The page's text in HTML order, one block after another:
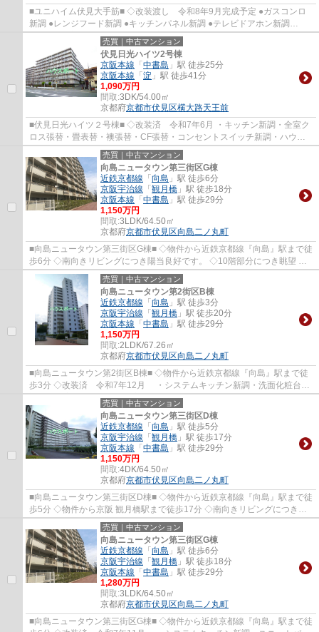
■ユニハイム伏見大手筋■ ◇改装渡し 令和8年9月完成予定 ●ガスコンロ
新調 ●レンジフード新調 ●キッチンパネル新調 ●テレビドアホン新調
●LDK・洋室・トイレ・洗面所・廊下／クロス張...
売買｜中古マンション
伏見日光ハイツ2号棟
京阪本線 「中書島 」駅 徒歩25分
京阪本線 「淀 」駅 徒歩41分
1,090万円
間取:3DK/54.00㎡
京都府京都市伏見区横大路天王前
■伏見日光ハイツ２号棟■ ◇改装済 令和7年6月 ・キッチン新調・全室ク
ロス張替・畳表替・襖張替・CF張替・コンセントスイッチ新調・ハウス
クリーニング 他
売買｜中古マンション
向島ニュータウン第三街区G棟
近鉄京都線 「向島 」駅 徒歩6分
京阪宇治線 「観月橋 」駅 徒歩18分
京阪本線 「中書島 」駅 徒歩29分
1,150万円
間取:3LDK/64.50㎡
京都府京都市伏見区向島二ノ丸町
■向島ニュータウン第三街区G棟■ ◇物件から近鉄京都線『向島』駅まで徒
歩6分 ◇南向きリビングにつき陽当良好です。 ◇10階部分につき眺望 通
風 採光良好です。
売買｜中古マンション
向島ニュータウン第2街区B棟
近鉄京都線 「向島 」駅 徒歩3分
京阪宇治線 「観月橋 」駅 徒歩20分
京阪本線 「中書島 」駅 徒歩29分
1,150万円
間取:2LDK/67.26㎡
京都府京都市伏見区向島二ノ丸町
■向島ニュータウン第2街区B棟■ ◇物件から近鉄京都線『向島』駅まで徒
歩3分 ◇改装済 令和7年12月 ・システムキッチン新調・洗面化粧台新
調・・全室クロス張替・全室フローリング張替...
売買｜中古マンション
向島ニュータウン第三街区D棟
近鉄京都線 「向島 」駅 徒歩5分
京阪宇治線 「観月橋 」駅 徒歩17分
京阪本線 「中書島 」駅 徒歩29分
1,150万円
間取:4DK/64.50㎡
京都府京都市伏見区向島二ノ丸町
■向島ニュータウン第三街区D棟■ ◇物件から近鉄京都線『向島』駅まで徒
歩5分 ◇物件から京阪 観月橋駅まで徒歩17分 ◇南向きリビングにつき陽
当良好です。 ◇2階部分につき通風 採光良好で...
売買｜中古マンション
向島ニュータウン第三街区G棟
近鉄京都線 「向島 」駅 徒歩6分
京阪宇治線 「観月橋 」駅 徒歩18分
京阪本線 「中書島 」駅 徒歩29分
1,280万円
間取:3LDK/64.50㎡
京都府京都市伏見区向島二ノ丸町
■向島ニュータウン第三街区G棟■ ◇物件から近鉄京都線『向島』駅まで徒